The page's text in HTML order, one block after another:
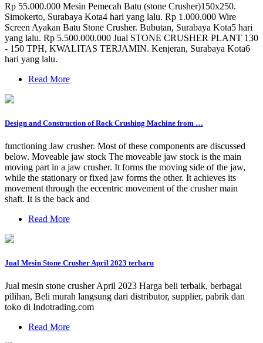
Rp 55.000.000 Mesin Pemecah Batu (stone Crusher)150x250.
Simokerto, Surabaya Kota4 hari yang lalu. Rp 1.000.000 Wire
Screen Ayakan Batu Stone Crusher. Bubutan, Surabaya Kota5 hari
yang lalu. Rp 5.500.000.000 Jual STONE CRUSHER PLANT 130
- 150 TPH, KWALITAS TERJAMIN. Kenjeran, Surabaya Kota6
hari yang lalu.
Read More
Design and Construction of Rock Crushing Machine from …
functioning Jaw crusher. Most of these components are discussed
below. Moveable jaw stock The moveable jaw stock is the main
moving part in a jaw crusher. It forms the moving side of the jaw,
while the stationary or fixed jaw forms the other. It achieves its
movement through the eccentric movement of the crusher main
shaft. It is the back and
Read More
Jual Mesin Stone Crusher April 2023 terbaru
Jual mesin stone crusher April 2023 Harga beli terbaik, berbagai
pilihan, Beli murah langsung dari distributor, supplier, pabrik dan
toko di Indotrading.com
Read More